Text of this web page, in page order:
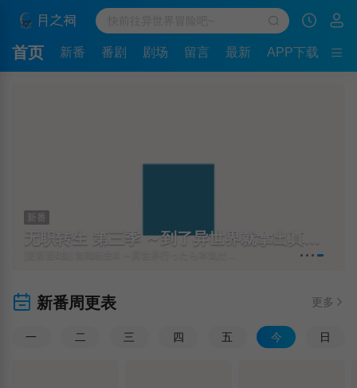
首页 新番 番剧 剧场 留言 最新 APP下载
新番
新番周更表 更多
一 二 三 四 五 今 日